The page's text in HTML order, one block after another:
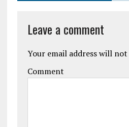
Leave a comment
Your email address will not
Comment